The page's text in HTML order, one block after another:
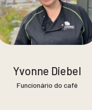
Yvonne Diebel
Funcionário do café